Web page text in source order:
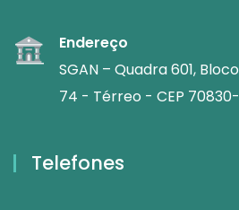
Endereço
SGAN – Quadra 601,
74 - Térreo - CEP
Telefones